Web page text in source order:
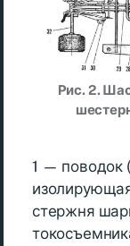
Рис. 2.
1 — поводок
стержня